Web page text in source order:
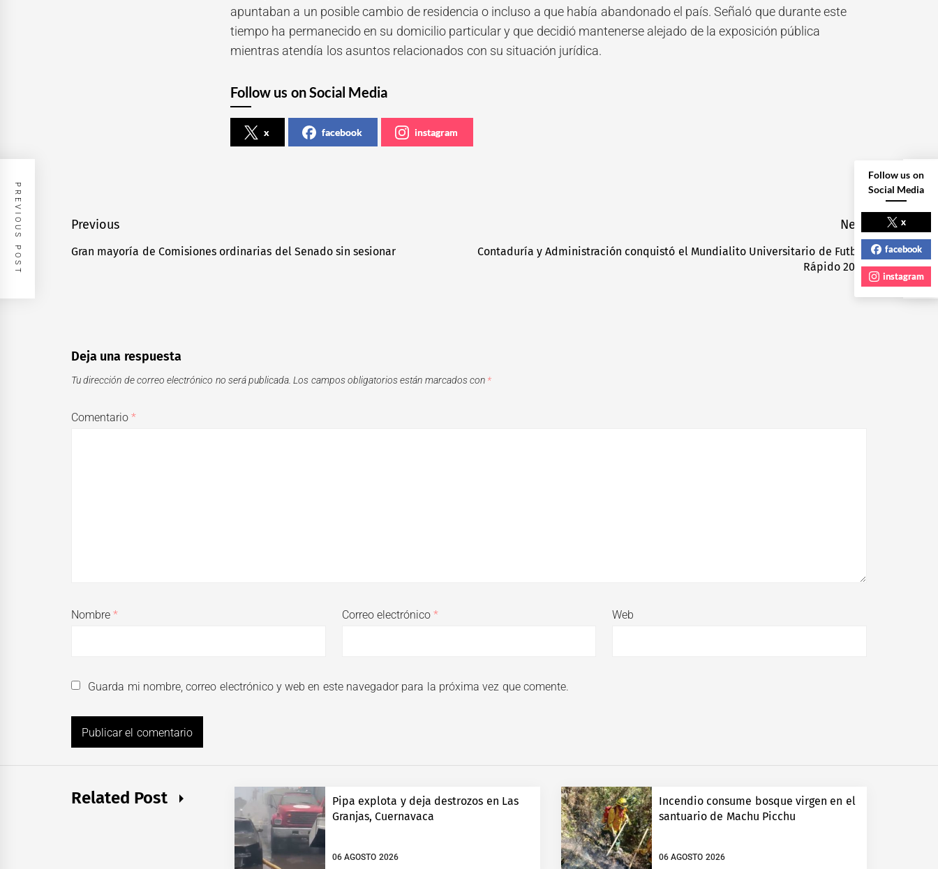
apuntaban a un posible cambio de residencia o incluso a que había abandonado el país. Señaló que durante este
tiempo ha permanecido en su domicilio particular y que decidió mantenerse alejado de la exposición pública
mientras atendía los asuntos relacionados con su situación jurídica.
Follow us on Social Media
x facebook instagram
Navegación
de
Previous
Previous
Gran mayoría de Comisiones ordinarias del Senado sin sesionar
Next
Next
post:
Contaduría y Administración conquistó el Mundialito Universitario de Futbol
Rápido 2026
PREVIOUS POST NEXT POST
Deja una respuesta
Tu dirección de correo electrónico no será publicada. Los campos obligatorios están marcados con *
Comentario*
Nombre* Correo electrónico* Web
Guarda mi nombre, correo electrónico y web en este navegador para la próxima vez que comente.
Related Post
Pipa explota y deja destrozos en Las
Granjas, Cuernavaca
06 AGOSTO 2026
Incendio consume bosque virgen en el
santuario de Machu Picchu
06 AGOSTO 2026
Follow us on
Social Media
x
facebook
instagram